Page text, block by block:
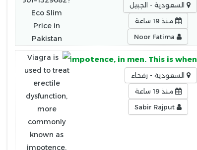
السعودية - الجبيل
منذ 19 ساعة
known as impotence, in men. This is when
السعودية - رفحاء
منذ 19 ساعة